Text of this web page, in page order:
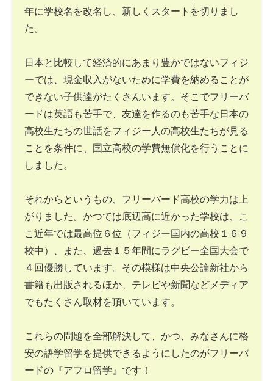
年に学校名を改名し、新しくスタートを切りまし
た。
日本と比較して経済的にあまり豊かではないフィジ
ーでは、現金収入がないために学費を納めることが
できない子供達がたくさんいます。そこでフリーバ
ードは英語も苦手で、友達を作るのも苦手な日本の
高校生たちの世話をフィジー人の高校生たちが見る
ことを条件に、国立高校の学費無償化を行うことに
しました。
それからというもの、フリーバード高校の学力は上
がりました。かつては底辺高に近かった学校は、こ
こ近年では最高位６位（フィジー国内の高校１６９
校中）、また、過去１５年間にラグビー全国大会で
４回優勝しています。その模様は中央公論新社から
書籍も出版されるほか、テレビや新聞などメディア
でもたくさん取材を頂いています。
これらの問題を全部解決して、かつ、みなさんに格
安の語学留学を提供できるようにしたのがフリーバ
ードの『アフロ留学』です！